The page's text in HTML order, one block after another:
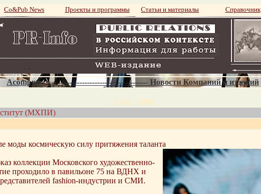
Со&Pub News Проекты и программы Статьи и материалы Справочник
Acompnews--------------------------------------- Новости Компаний и изданий
. 5202 - 5202.
(МХПИ)
космическую силу притяжения таланта
коллекции Московского художественно-
проходило в павильоне 75 на ВДНХ и
fashion-индустрии и СМИ.